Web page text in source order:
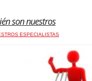
son nuestros
ESPECIALISTAS